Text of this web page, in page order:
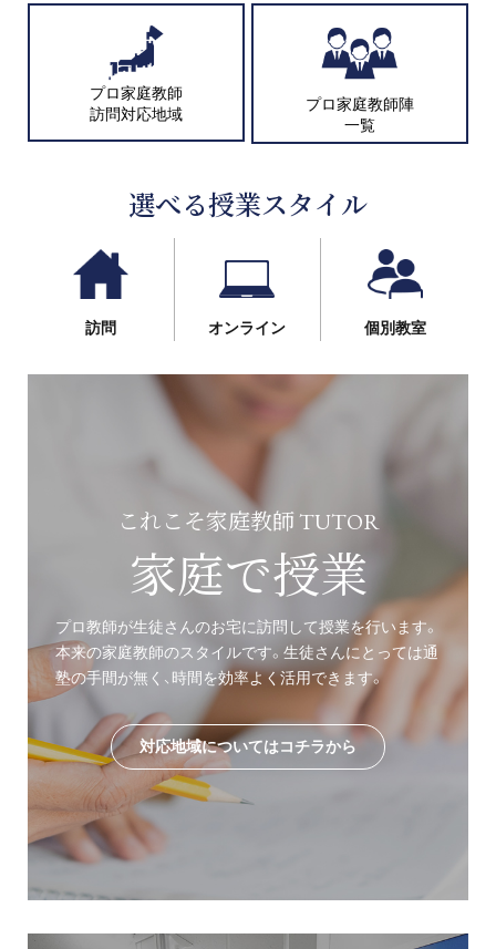
プロ家庭教師
訪問対応地域
プロ家庭教師陣
一覧
選べる授業スタイル
訪問 オンライン 個別教室
これこそ家庭教師 TUTOR
家庭で授業
プロ教師が生徒さんのお宅に訪問して授業を行います。
本来の家庭教師のスタイルです。生徒さんにとっては通
塾の手間が無く、時間を効率よく活用できます。
対応地域についてはコチラから